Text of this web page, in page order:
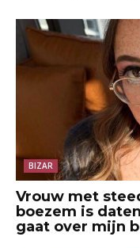
BIZAR
Vrouw met
boezem is
gaat over mijn